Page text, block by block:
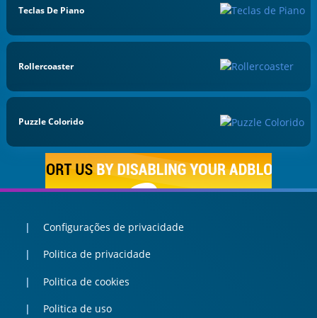
Teclas De Piano
Rollercoaster
Puzzle Colorido
Configurações de privacidade
Politica de privacidade
Politica de cookies
Politica de uso